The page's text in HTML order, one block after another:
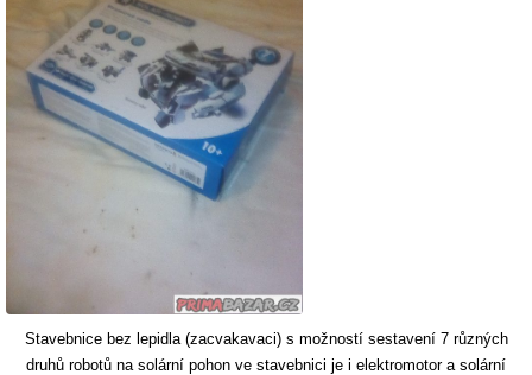
Stavebnice bez lepidla (zacvakavaci) s možností sestavení 7 různých
druhů robotů na solární pohon ve stavebnici je i elektromotor a solární